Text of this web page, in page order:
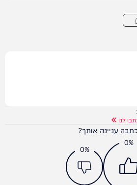
לנו
עניינה אותך?
0%
0%